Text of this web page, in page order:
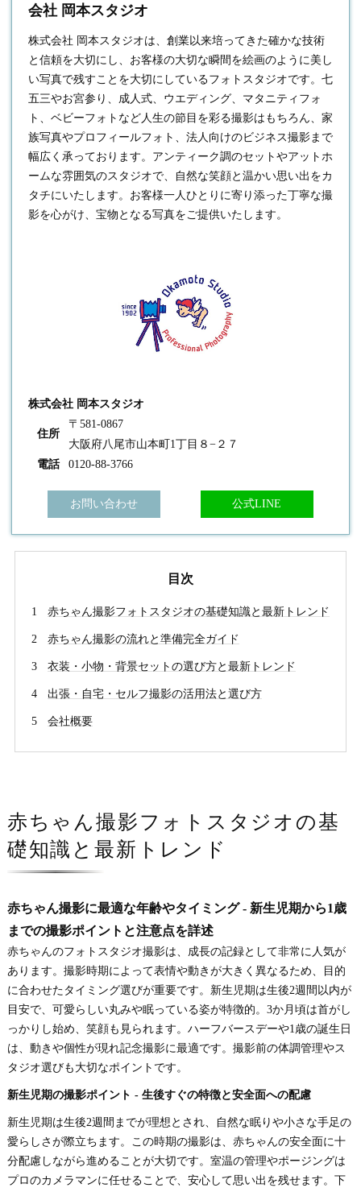
会社 岡本スタジオ
株式会社 岡本スタジオは、創業以来培ってきた確かな技術
と信頼を大切にし、お客様の大切な瞬間を絵画のように美し
い写真で残すことを大切にしているフォトスタジオです。七
五三やお宮参り、成人式、ウエディング、マタニティフォ
ト、ベビーフォトなど人生の節目を彩る撮影はもちろん、家
族写真やプロフィールフォト、法人向けのビジネス撮影まで
幅広く承っております。アンティーク調のセットやアットホ
ームな雰囲気のスタジオで、自然な笑顔と温かい思い出をカ
タチにいたします。お客様一人ひとりに寄り添った丁寧な撮
影を心がけ、宝物となる写真をご提供いたします。
株式会社 岡本スタジオ
住所
〒581-0867
大阪府八尾市山本町1丁目８−２７
電話
0120-88-3766
お問い合わせ 公式LINE
目次
赤ちゃん撮影フォトスタジオの基礎知識と最新トレンド
赤ちゃん撮影の流れと準備完全ガイド
衣装・小物・背景セットの選び方と最新トレンド
出張・自宅・セルフ撮影の活用法と選び方
会社概要
赤ちゃん撮影フォトスタジオの基
礎知識と最新トレンド
赤ちゃん撮影に最適な年齢やタイミング - 新生児期から1歳
までの撮影ポイントと注意点を詳述
赤ちゃんのフォトスタジオ撮影は、成長の記録として非常に人気が
あります。撮影時期によって表情や動きが大きく異なるため、目的
に合わせたタイミング選びが重要です。新生児期は生後2週間以内が
目安で、可愛らしい丸みや眠っている姿が特徴的。3か月頃は首がし
っかりし始め、笑顔も見られます。ハーフバースデーや1歳の誕生日
は、動きや個性が現れ記念撮影に最適です。撮影前の体調管理やス
タジオ選びも大切なポイントです。
新生児期の撮影ポイント - 生後すぐの特徴と安全面への配慮
新生児期は生後2週間までが理想とされ、自然な眠りや小さな手足の
愛らしさが際立ちます。この時期の撮影は、赤ちゃんの安全面に十
分配慮しながら進めることが大切です。室温の管理やポージングは
プロのカメラマンに任せることで、安心して思い出を残せます。下